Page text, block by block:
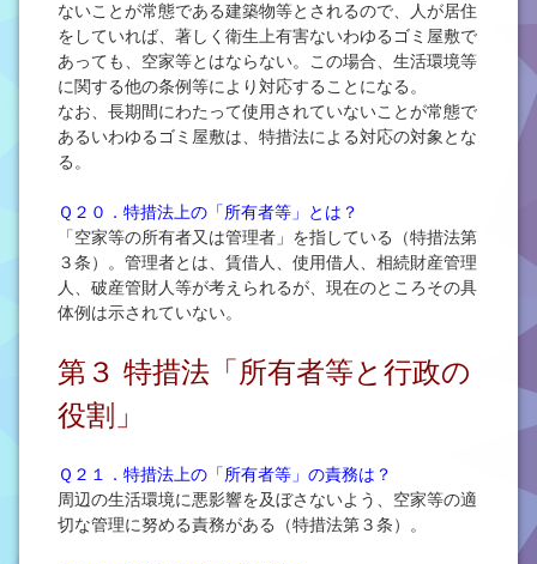
ないことが常態である建築物等とされるので、人が居住
をしていれば、著しく衛生上有害ないわゆるゴミ屋敷で
あっても、空家等とはならない。この場合、生活環境等
に関する他の条例等により対応することになる。
なお、長期間にわたって使用されていないことが常態で
あるいわゆるゴミ屋敷は、特措法による対応の対象とな
る。
Ｑ２０．特措法上の「所有者等」とは？
「空家等の所有者又は管理者」を指している（特措法第
３条）。管理者とは、賃借人、使用借人、相続財産管理
人、破産管財人等が考えられるが、現在のところその具
体例は示されていない。
第３ 特措法「所有者等と行政の
役割」
Ｑ２１．特措法上の「所有者等」の責務は？
周辺の生活環境に悪影響を及ぼさないよう、空家等の適
切な管理に努める責務がある（特措法第３条）。